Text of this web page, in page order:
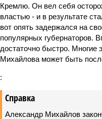
Кремлю. Он вел себя
властью - и в результате
вот опять задержался на
популярных губернаторов.
достаточно быстро. Многие
Михайлова может быть
:
Справка
Александр Михайлов